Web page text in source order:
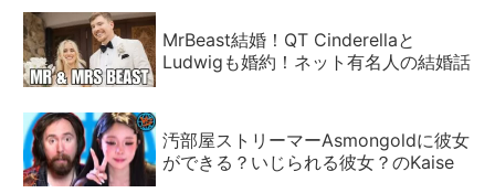
MrBeast結婚！QT Cinderellaと
Ludwigも婚約！ネット有名人の結婚話
汚部屋ストリーマーAsmongoldに彼女
ができる？いじられる彼女？のKaise